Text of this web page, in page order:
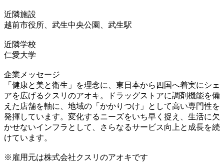
近隣施設
越前市役所、武生中央公園、武生駅
近隣学校
仁愛大学
企業メッセージ
「健康と美と衛生」を理念に、東日本から四国へ着実にシェ
アを広げるクスリのアオキ。ドラッグストアに調剤機能を備
えた店舗を軸に、地域の「かかりつけ」として高い専門性を
発揮しています。変化するニーズをいち早く捉え、生活に欠
かせないインフラとして、さらなるサービス向上と成長を続
けています。
※雇用元は株式会社クスリのアオキです